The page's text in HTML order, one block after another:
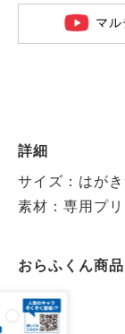
マ
詳細
サイズ：はが
素材：専用プ
おらふくん商品